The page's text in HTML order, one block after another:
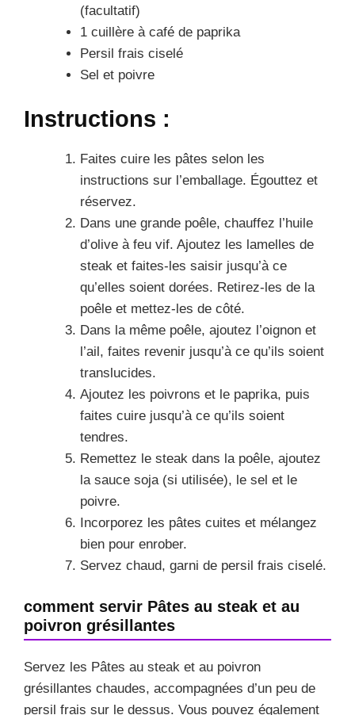
(facultatif)
1 cuillère à café de paprika
Persil frais ciselé
Sel et poivre
Instructions :
Faites cuire les pâtes selon les
instructions sur l’emballage. Égouttez et
réservez.
Dans une grande poêle, chauffez l’huile
d’olive à feu vif. Ajoutez les lamelles de
steak et faites-les saisir jusqu’à ce
qu’elles soient dorées. Retirez-les de la
poêle et mettez-les de côté.
Dans la même poêle, ajoutez l’oignon et
l’ail, faites revenir jusqu’à ce qu’ils soient
translucides.
Ajoutez les poivrons et le paprika, puis
faites cuire jusqu’à ce qu’ils soient
tendres.
Remettez le steak dans la poêle, ajoutez
la sauce soja (si utilisée), le sel et le
poivre.
Incorporez les pâtes cuites et mélangez
bien pour enrober.
Servez chaud, garni de persil frais ciselé.
comment servir Pâtes au steak et au
poivron grésillantes
Servez les Pâtes au steak et au poivron
grésillantes chaudes, accompagnées d’un peu de
persil frais sur le dessus. Vous pouvez également